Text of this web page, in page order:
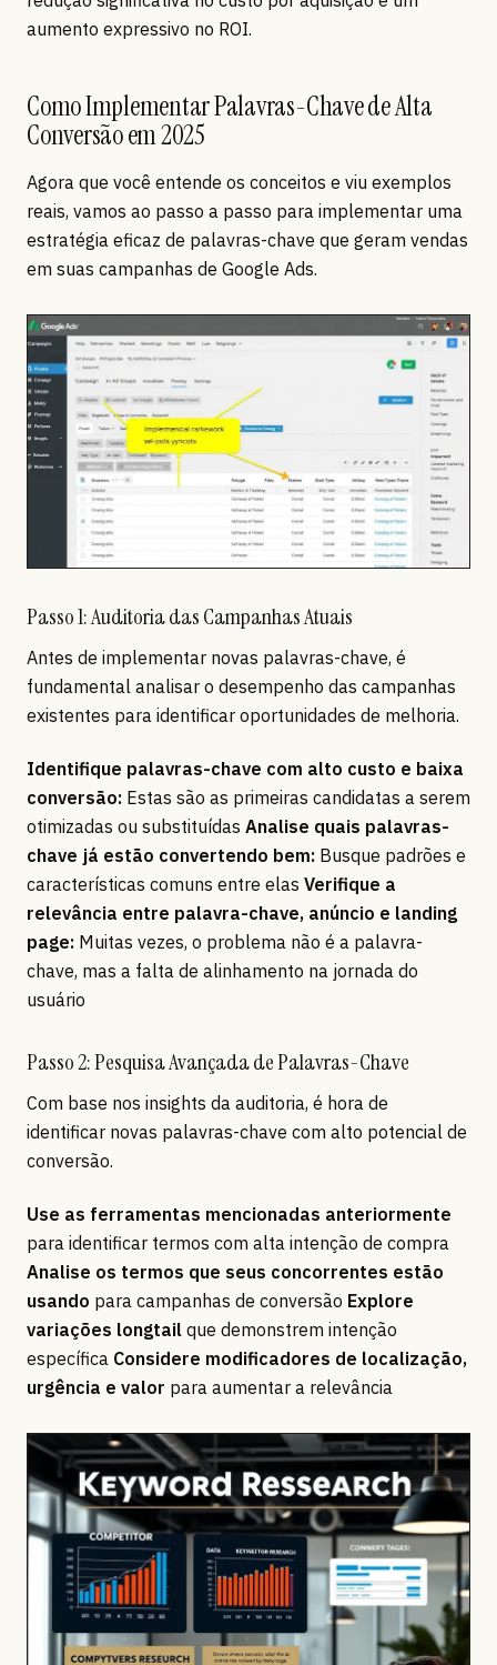
aumento expressivo no ROI.
Como Implementar Palavras-Chave de Alta
Conversão em 2025
Agora que você entende os conceitos e viu exemplos
reais, vamos ao passo a passo para implementar uma
estratégia eficaz de palavras-chave que geram vendas
em suas campanhas de Google Ads.
Passo 1: Auditoria das Campanhas Atuais
Antes de implementar novas palavras-chave, é
fundamental analisar o desempenho das campanhas
existentes para identificar oportunidades de melhoria.
Identifique palavras-chave com alto custo e baixa
conversão: Estas são as primeiras candidatas a serem
otimizadas ou substituídas Analise quais palavras-
chave já estão convertendo bem: Busque padrões e
características comuns entre elas Verifique a
relevância entre palavra-chave, anúncio e landing
page: Muitas vezes, o problema não é a palavra-
chave, mas a falta de alinhamento na jornada do
usuário
Passo 2: Pesquisa Avançada de Palavras-Chave
Com base nos insights da auditoria, é hora de
identificar novas palavras-chave com alto potencial de
conversão.
Use as ferramentas mencionadas anteriormente
para identificar termos com alta intenção de compra
Analise os termos que seus concorrentes estão
usando para campanhas de conversão Explore
variações longtail que demonstrem intenção
específica Considere modificadores de localização,
urgência e valor para aumentar a relevância